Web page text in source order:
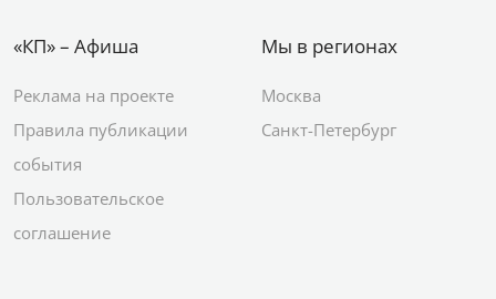
«КП» – Афиша
Реклама на проекте
Правила публикации
события
Пользовательское
соглашение
Мы в регионах
Москва
Санкт-Петербург